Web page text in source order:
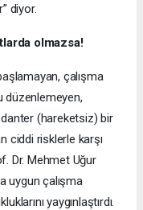
diyor.
olmazsa!
çalışma
düzenlemeyen,
(hareketsiz) bir
ciddi risklerle karşı
Dr. Mehmet Uğur
uygun çalışma
yaygınlaştırdı.